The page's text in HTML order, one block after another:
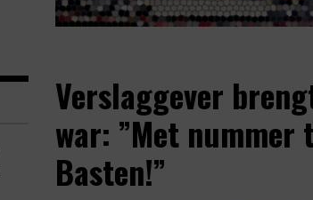
Verslaggever
war: ”Met nummer
Basten!”